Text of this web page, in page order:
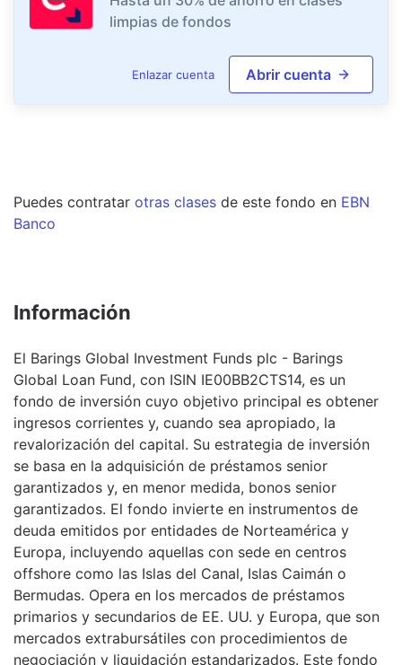
limpias de fondos
Enlazar cuenta Abrir cuenta
Puedes contratar otras clases de este fondo en EBN
Banco
Información
El Barings Global Investment Funds plc - Barings
Global Loan Fund, con ISIN IE00BB2CTS14, es un
fondo de inversión cuyo objetivo principal es obtener
ingresos corrientes y, cuando sea apropiado, la
revalorización del capital. Su estrategia de inversión
se basa en la adquisición de préstamos senior
garantizados y, en menor medida, bonos senior
garantizados. El fondo invierte en instrumentos de
deuda emitidos por entidades de Norteamérica y
Europa, incluyendo aquellas con sede en centros
offshore como las Islas del Canal, Islas Caimán o
Bermudas. Opera en los mercados de préstamos
primarios y secundarios de EE. UU. y Europa, que son
mercados extrabursátiles con procedimientos de
negociación y liquidación estandarizados. Este fondo